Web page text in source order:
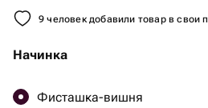
9 человек добавили товар в свои
Начинка
Фисташка-вишня